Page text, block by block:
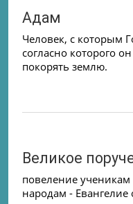
Адам
Человек, с которым
согласно которого
покорять землю.
Великое
повеление ученикам
народам -